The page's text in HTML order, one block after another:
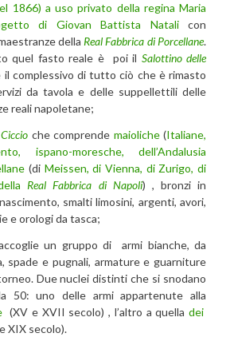
1866) a uso privato della regina Maria
di Giovan Battista Natalicon
dellaReal Fabbrica di Porcellane.
quel fasto reale è poi il Salottino delle
il complessivo di tutto ciò che è rimasto
da tavola e delle suppellettili delle
reali napoletane;
che comprende maioliche(Italiane,
ispano-moresche, dell’Andalusia
(di Meissen, di Vienna, di Zurigo, di
Real Fabbrica di Napoli) , bronzi in
smalti limosini, argenti, avori,
e orologi da tasca;
un gruppo di armi bianche, da
spade e pugnali, armature e guarniture
Due nuclei distinti che si snodano
50: uno delle armi appartenute alla
(XV e XVII secolo) , l’altro a quelladei
XIX secolo).